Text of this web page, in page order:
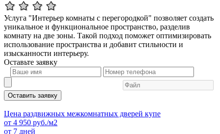
Услуга "Интерьер комнаты с перегородкой" позволяет создать
уникальное и функциональное пространство, разделив
комнату на две зоны. Такой подход поможет оптимизировать
использование пространства и добавит стильности и
изысканности интерьеру.
Оставьте заявку
Оставить заявку
Цена раздвижных межкомнатных дверей купе
от 4 950 руб./м2
от 7 дней